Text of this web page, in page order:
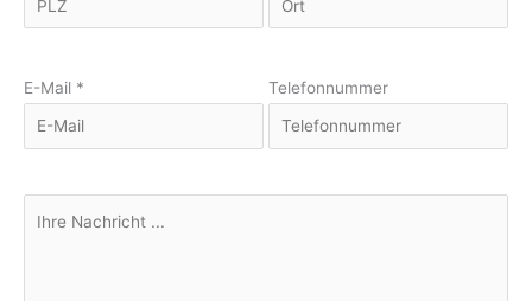
E-Mail * Telefonnummer